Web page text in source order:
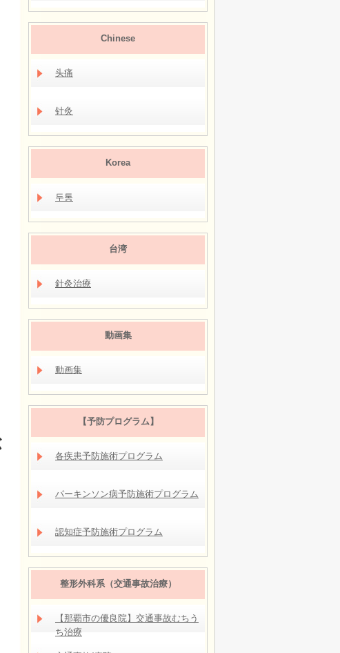
Chinese
头痛
针灸
Korea
두통
台湾
針灸治療
動画集
動画集
【予防プログラム】
各疾患予防施術プログラム
パーキンソン病予防施術プログラム
認知症予防施術プログラム
整形外科系（交通事故治療）
【那覇市の優良院】交通事故むちう
ち治療